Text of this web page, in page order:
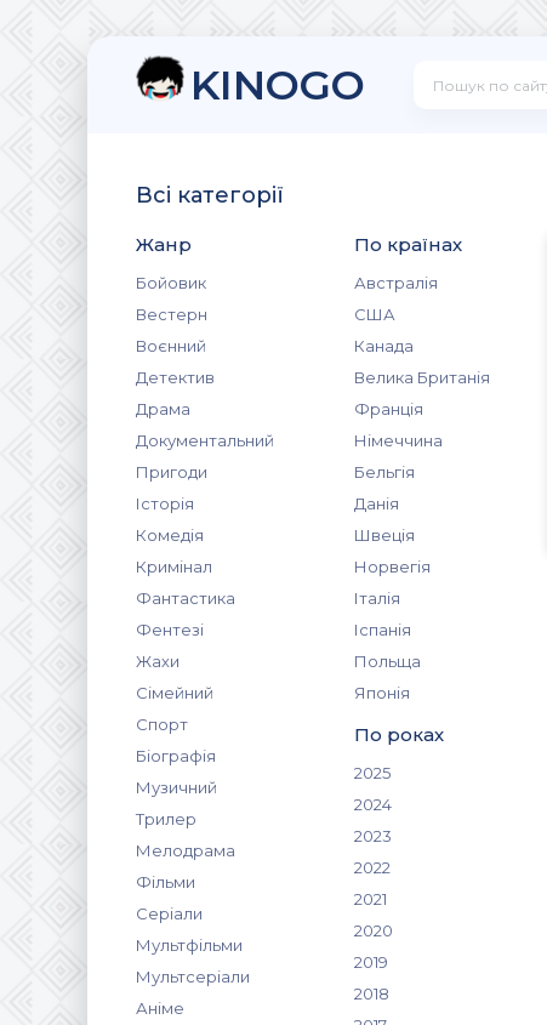
KINOGO
Всі категорії
Жанр
Бойовик
Вестерн
Воєнний
Детектив
Драма
Документальний
Пригоди
Історія
Комедія
Кримінал
Фантастика
Фентезі
Жахи
Сімейний
Спорт
Біографія
Музичний
Трилер
Мелодрама
Фільми
Серіали
Мультфільми
Мультсеріали
Аніме
По країнах
Австралія
США
Канада
Велика Британія
Франція
Німеччина
Бельгія
Данія
Швеція
Норвегія
Італія
Іспанія
Польща
Японія
По роках
2025
2024
2023
2022
2021
2020
2019
2018